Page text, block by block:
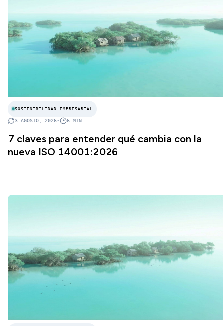
SOSTENIBILIDAD EMPRESARIAL
3 AGOSTO, 2026• 6 MIN
7 claves para entender qué cambia con la
nueva ISO 14001:2026